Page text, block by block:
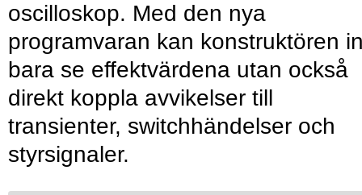
oscilloskop. Med den nya
programvaran kan konstruktören
bara se effektvärdena utan också
direkt koppla avvikelser till
transienter, switchhändelser och
styrsignaler.